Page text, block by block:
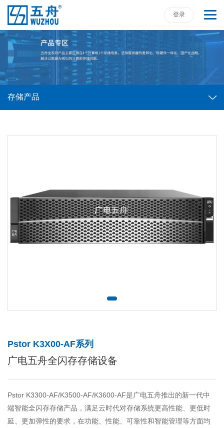
登录
存储产品
Pstor K3X00-AF系列
广电五舟全闪存存储设备
Pstor K3300-AF/K3500-AF/K3600-AF是广电五舟推出的新一代中
端智能全闪存存储产品，满足云时代对存储系统更高性能、更低时
延、更加弹性的要求，在功能、性能、可靠性和智能管理等方面均